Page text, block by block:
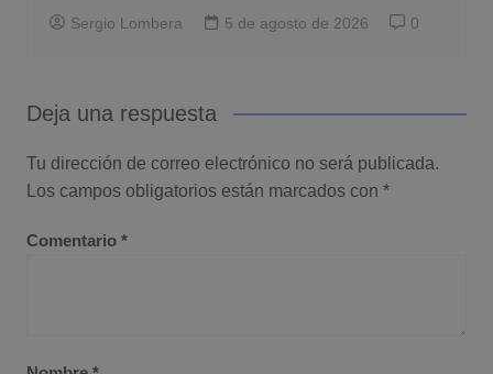
Sergio Lombera 5 de agosto de 2026 0
Deja una respuesta
Tu dirección de correo electrónico no será publicada.
Los campos obligatorios están marcados con *
Comentario *